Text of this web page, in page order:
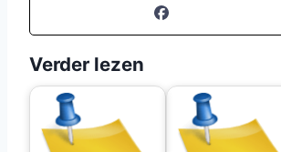
Verder lezen